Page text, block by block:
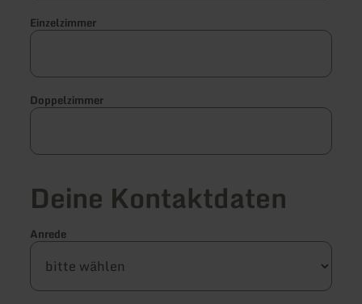
Einzelzimmer
Doppelzimmer
Deine Kontaktdaten
Anrede